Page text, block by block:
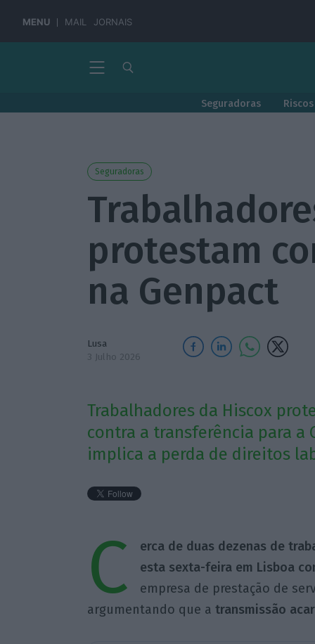
MENU MAIL JORNAIS
Seguradoras
Seguradoras
protestam
na Genpact
Lusa
3 Julho 2026
Trabalhadores da Hiscox
contra a transferência para a
implica a perda de direitos
C
erca de duas dezenas de
esta sexta-feira em Lisboa
empresa de prestação de
argumentando que a transmissão